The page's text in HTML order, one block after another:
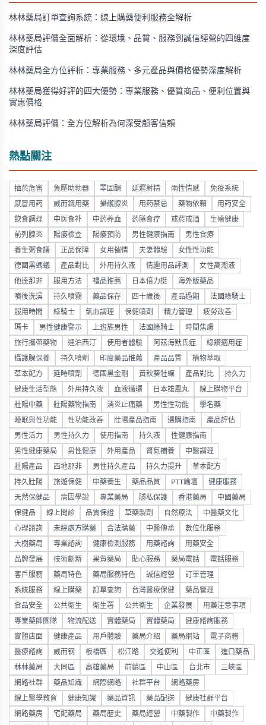
林林藥局訂單查詢系統：線上購藥便利服務全解析
林林藥局評價全面解析：從環境、品質、服務到誠信經營的四維度
深度評估
林林藥局全方位評析：專業服務、多元產品與價格優勢深度解析
林林藥局獲得好評的四大優勢：專業服務、優質商品、便利位置與
實惠價格
林林藥局評價：全方位解析為何深受顧客信賴
熱點關注
抽菸危害 負壓助勃器 睪固酮 延遲射精 兩性情感 免疫系統
感冒用药 威而鋼用藥 攝護腺炎 用药禁忌 藥物依賴 用药安全
飲食調理 中医食补 中药养血 药膳食疗 戒菸戒酒 生殖健康
前列腺炎 陽痿檢查 陽痿預防 男性健康指南 男性食療
養生粥食譜 正品保障 女用催情 夫妻體驗 女性性功能
德國黑螞蟻 產品對比 外用持久液 情趣用品評測 女性高潮液
他達那非 服用方法 禮品推薦 日本倍力挺 海外版藥品
噴後洗澡 持久噴霧 藥品保存 四十歲後 產品過期 法國綠騎士
服用時間 綠騎士 氣血調理 保健噴劑 精力管理 疲勞改善
瑪卡 男性健康警示 上班族男性 法國綠騎士 時間焦慮
旅行攜帶藥物 達泊西汀 使用者體驗 阿茲海默氏症 綠鑽適用症
攝護腺保養 持久噴劑 印度藥品推薦 產品品質 植物萃取
草本配方 延時噴劑 德國黑金剛 黃秋葵牡蠣 產品對比 持久力
健康生活型態 外用持久液 血液循環 日本雄風丸 線上購物平台
壯陽中藥 壯陽藥物指南 消炎止痛藥 男性性功能 學名藥
睡眠與性功能 性功能改善 壯陽產品指南 選購指南 產品評估
男性活力 男性持久力 使用指南 持久液 性健康指南
男性健康藥局 男性健康 外用產品 腎氣補養 中醫調理
壯陽產品 西地那非 男性持久產品 持久力提升 草本配方
持久壯陽 旅遊保健 中藥養生 藥品品質 PTT論壇 健康服務
天然保健品 病因學說 專業藥局 隱私保護 香港藥局 中國藥局
保健品 線上問診 品質保證 草藥製劑 自然療法 中醫藥文化
心理諮詢 未經處方購藥 合法購藥 中醫傳承 數位化服務
大樹藥局 專業諮詢 健康檢測服務 用藥諮詢 用藥安全
品牌發展 技術創新 果貿藥局 貼心服務 藥局電話 電話服務
客戶服務 藥局特色 藥局服務特色 誠信經營 訂單管理
系統服務 線上購藥 訂單查詢 台灣醫療保健 藥品管理
食品安全 公共衛生 衛生署 公共衛生 企業發展 用藥注意事項
專業藥師團隊 物流配送 實體藥局 實體藥局 健康諮詢服務
實體店面 健康產品 用戶體驗 藥局介紹 藥局網站 電子商務
醫療諮詢 威而钢 板橋區 松江路 交通便利 中正區 進口藥品
林林藥局 大同區 高雄藥局 前鎮區 中山區 台北市 三峽區
網路社群 藥品知識 網際網路 社群平台 網路藥房
線上醫學教育 健康知識 藥品資訊 藥品配送 健康社群平台
網路藥房 宅配藥局 藥局歷史 藥局經營 中藥製作 中藥製作